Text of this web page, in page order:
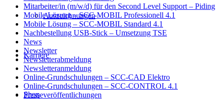
Auszeichnungen
Karriere
Shop
Mitarbeiter/in (m/w/d) für den Second Level Support – Piding
Mobile Lösung – SCC-MOBIL Professionell 4.1
Mobile Lösung – SCC-MOBIL Standard 4.1
Nachbestellung USB-Stick – Umsetzung TSE
News
Newsletter
Newsletterabmeldung
Newsletteranmeldung
Online-Grundschulungen – SCC-CAD Elektro
Online-Grundschulungen – SCC-CONTROL 4.1
Presseveröffentlichungen